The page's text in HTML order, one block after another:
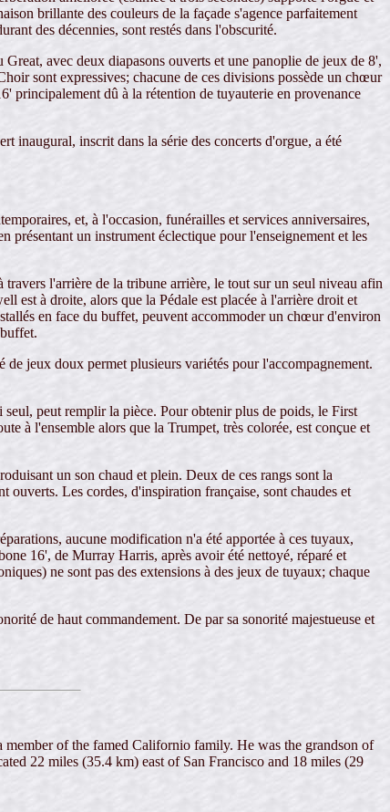
brillante des couleurs de la façade s'agence parfaitement
des décennies, sont restés dans l'obscurité.
avec deux diapasons ouverts et une panoplie de jeux de 8',
sont expressives; chacune de ces divisions possède un chœur
principalement dû à la rétention de tuyauterie en provenance
inaugural, inscrit dans la série des concerts d'orgue, a été
et, à l'occasion, funérailles et services anniversaires,
présentant un instrument éclectique pour l'enseignement et les
l'arrière de la tribune arrière, le tout sur un seul niveau afin
est à droite, alors que la Pédale est placée à l'arrière droit et
en face du buffet, peuvent accommoder un chœur d'environ
jeux doux permet plusieurs variétés pour l'accompagnement.
peut remplir la pièce. Pour obtenir plus de poids, le First
à l'ensemble alors que la Trumpet, très colorée, est conçue et
un son chaud et plein. Deux de ces rangs sont la
ouverts. Les cordes, d'inspiration française, sont chaudes et
aucune modification n'a été apportée à ces tuyaux,
16', de Murray Harris, après avoir été nettoyé, réparé et
ne sont pas des extensions à des jeux de tuyaux; chaque
de haut commandement. De par sa sonorité majestueuse et
of the famed Californio family. He was the grandson of
22 miles (35.4 km) east of San Francisco and 18 miles (29